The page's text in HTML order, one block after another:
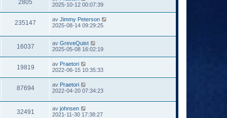
2805
2025-10-12 00:07:39
235147 av Jimmy Peterson
2025-08-14 09:29:25
16037 av GreveQuist
2025-05-08 16:02:19
19819 av Praetori
2022-06-15 10:35:33
87694 av Praetori
2022-04-20 07:34:23
32491 av johnsen
2021-11-30 17:38:27